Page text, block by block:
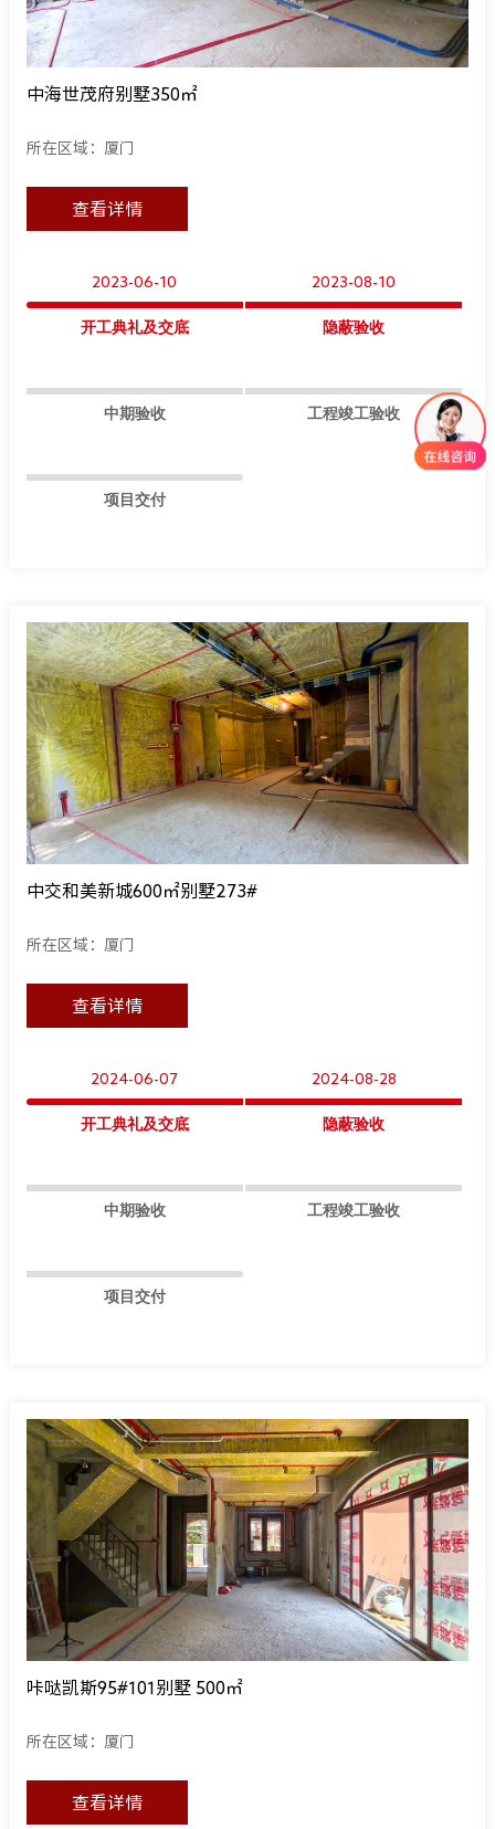
中海世茂府别墅350㎡
所在区域：厦门
查看详情
2023-06-10
开工典礼及交底
2023-08-10
隐蔽验收
中期验收 工程竣工验收
项目交付
中交和美新城600㎡别墅273#
所在区域：厦门
查看详情
2024-06-07
开工典礼及交底
2024-08-28
隐蔽验收
中期验收 工程竣工验收
项目交付
咔哒凯斯95#101别墅 500㎡
所在区域：厦门
查看详情